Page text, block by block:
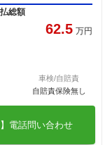
総額
62.5 万円
車検/自賠責
自賠責保険無し
】電話問い合わせ